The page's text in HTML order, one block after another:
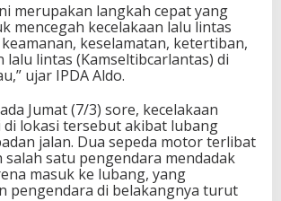
merupakan langkah cepat yang
mencegah kecelakaan lalu lintas
keselamatan, ketertiban,
lalu lintas (Kamseltibcarlantas) di
ujar IPDA Aldo.
Jumat (7/3) sore, kecelakaan
lokasi tersebut akibat lubang
jalan. Dua sepeda motor terlibat
salah satu pengendara mendadak
masuk ke lubang, yang
pengendara di belakangnya turut